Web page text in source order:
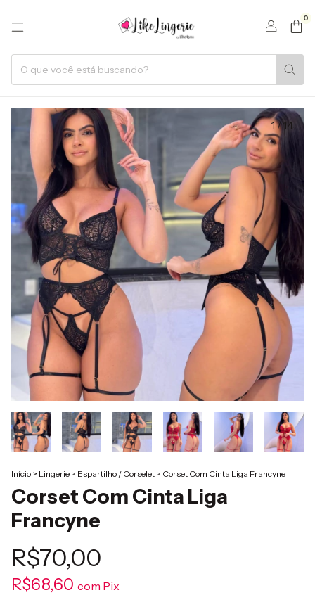
0
1/14
Início > Lingerie > Espartilho / Corselet > Corset Com Cinta Liga Francyne
Corset Com Cinta Liga
Francyne
R$70,00
R$68,60 com Pix